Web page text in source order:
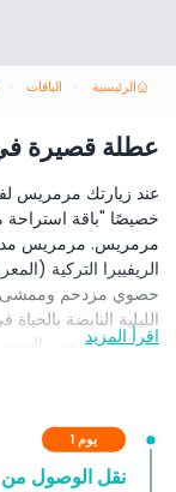
الرئيسية الباقات
عطلة قصيرة
عند زيارتك مرمريس
خصيصًا "باقة
مرمريس. مرمريس
الريفييرا التركية
حصوي مزدحم وممشى
الليلية النابضة
وأماكن للعروض
المتضمنات
اقرأ المزيد
يوم 1
نقل الوصول